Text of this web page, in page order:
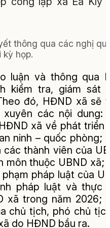
thông qua các nghị
kỳ họp.
luận và thông qua
kiểm tra, giám sát
đó, HĐND xã sẽ
các nội dung:
xã về phát triển
ninh – quốc phòng;
thành viên của
môn thuộc UBND xã;
pháp luật của
pháp luật và thực
xã trong năm 2026;
chủ tịch, phó chủ
do HĐND bầu ra.